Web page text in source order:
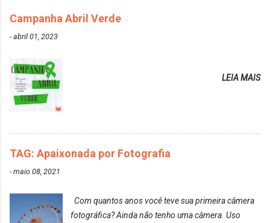
LIBERDADE PARA SER MAIS VOCÊ 10.04 LOURO
Campanha Abril Verde
-abril 01, 2023
LEIA MAIS
TAG: Apaixonada por Fotografia
-maio 08, 2021
Com quantos anos você teve sua primeira câmera
fotográfica? Ainda não tenho uma câmera. Uso